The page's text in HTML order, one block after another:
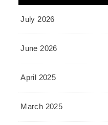
July 2026
June 2026
April 2025
March 2025